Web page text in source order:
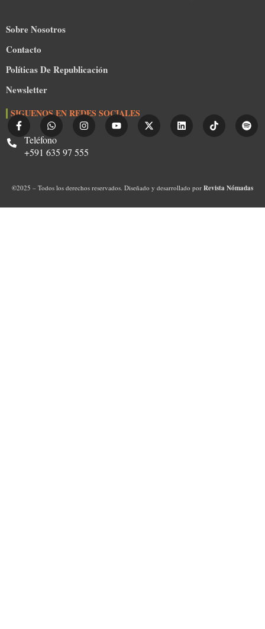
Sobre Nosotros
Contacto
Políticas De Republicación
Newsletter
SIGUENOS EN REDES SOCIALES
Teléfono
+591 635 97 555
©2025 – Todos los derechos reservados. Diseñado y desarrollado por Revista Nómadas